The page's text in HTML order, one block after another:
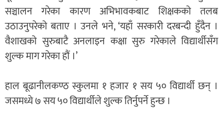
सञ्चालन गरेका कारण अभिभावकबाट शिक्षकको तलब
उठाउनुपरेको बताए । उनले भने, ‘यहाँ सरकारी दरबन्दी हुँदैन ।
वैशाखको सुरुबाटै अनलाइन कक्षा सुरु गरेकाले विद्यार्थीसँग
शुल्क माग गरेका हौं ।’
हाल बूढानीलकण्ठ स्कुलमा १ हजार १ सय ५० विद्यार्थी छन् ।
जसमध्ये ७ सय ५० विद्यार्थीले शुल्क तिर्नुपर्ने हुन्छ ।